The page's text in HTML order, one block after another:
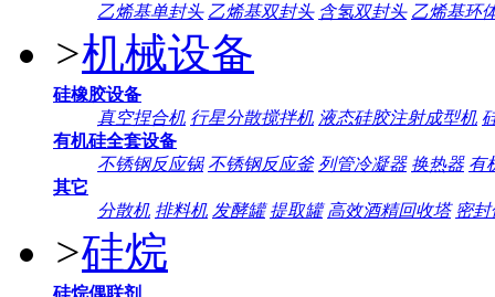
乙烯基单封头 乙烯基双封头 含氢双封头 乙烯基环
>机械设备
硅橡胶设备
真空捏合机 行星分散搅拌机 液态硅胶注射成型机
有机硅全套设备
不锈钢反应锅 不锈钢反应釜 列管冷凝器 换热器 有
其它
分散机 排料机 发酵罐 提取罐 高效酒精回收塔 密封
>硅烷